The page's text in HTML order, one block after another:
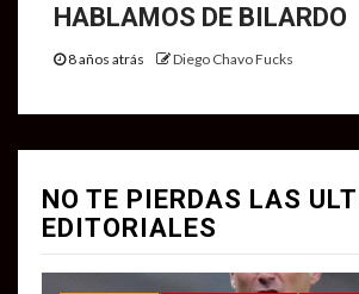
HABLAMOS DE BILARDO
8 años atrás Diego Chavo Fucks
NO TE PIERDAS LAS
EDITORIALES